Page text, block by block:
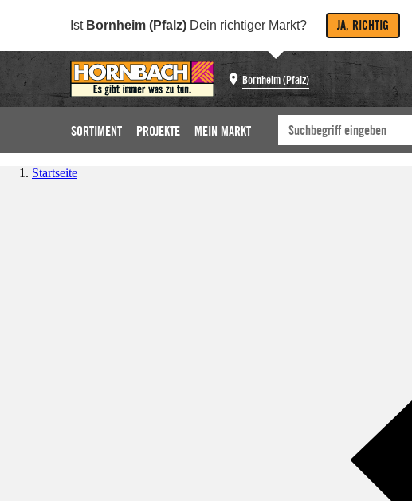
Ist Bornheim (Pfalz) Dein richtiger Markt? JA, RICHTIG
Bornheim (Pfalz)
SORTIMENT PROJEKTE MEIN MARKT
Startseite